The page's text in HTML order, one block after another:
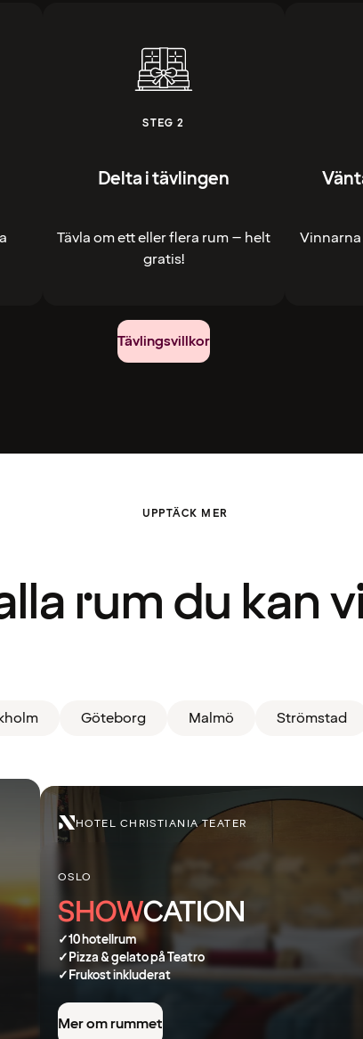
STEG 2
Delta i tävlingen
Tävla om ett eller flera rum – helt
gratis!
Tävlingsvillkor
UPPTÄCK MER
rum du kan
Göteborg Malmö Strömstad
HOTEL CHRISTIANIA TEATER
OSLO
SHOWCATION
✓10 hotellrum
✓Pizza & gelato på Teatro
✓Frukost inkluderat
Mer om rummet